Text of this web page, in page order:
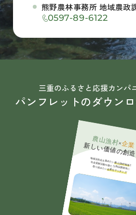
熊野農林事務所 地域農政
0597-89-6122
三重のふるさと応援カンパ
パンフレットのダウン